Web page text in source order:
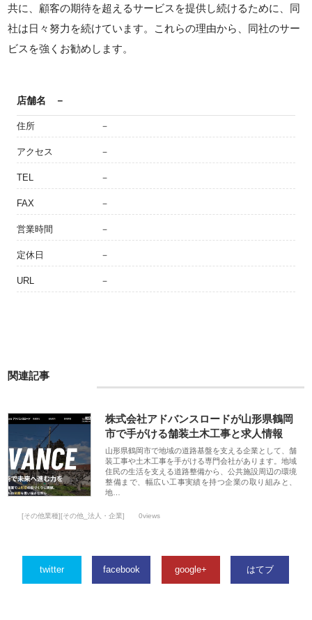
共に、顧客の期待を超えるサービスを提供し続けるために、同
社は日々努力を続けています。これらの理由から、同社のサー
ビスを強くお勧めします。
店舗名 －
住所 －
アクセス －
TEL －
FAX －
営業時間 －
定休日 －
URL －
関連記事
株式会社アドバンスロードが山形県鶴岡
市で手がける舗装土木工事と求人情報
山形県鶴岡市で地域の道路基盤を支える企業として、舗
装工事や土木工事を手がける専門会社があります。地域
住民の生活を支える道路整備から、公共施設周辺の環境
整備まで、幅広い工事実績を持つ企業の取り組みと、
地…
[その他業種][その他_法人・企業] 0views
twitter facebook google+ はてブ